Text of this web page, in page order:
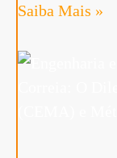
Saiba Mais »